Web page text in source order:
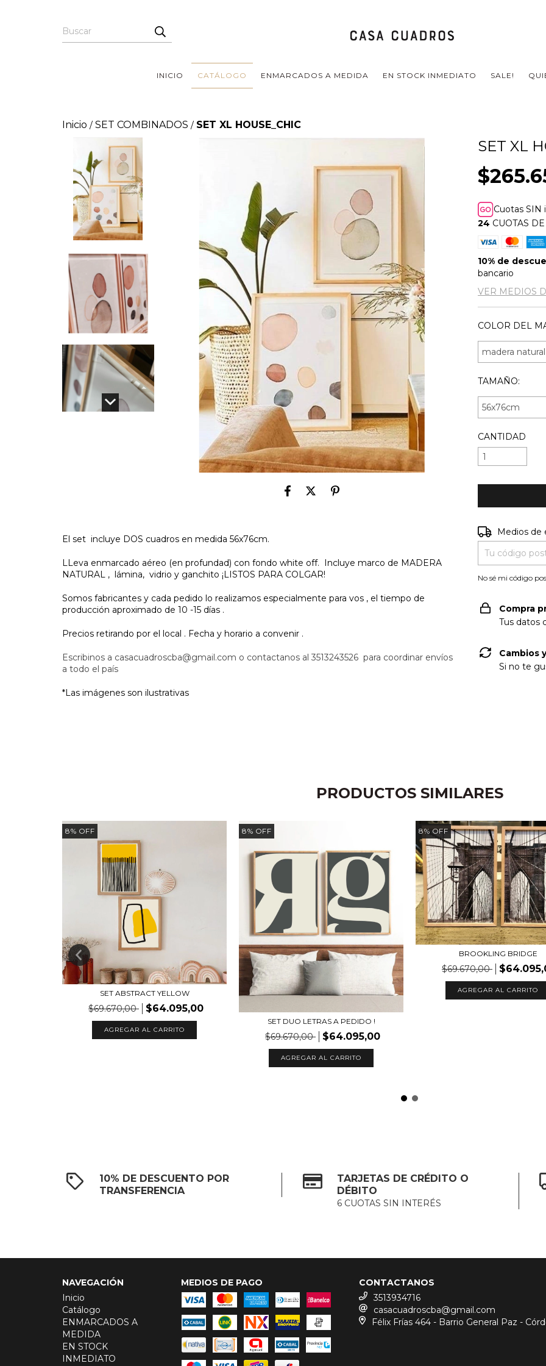
INICIO CATÁLOGO ENMARCADOS A MEDIDA EN STOCK INMEDIATO SALE!
Inicio / SET COMBINADOS / SET XL HOUSE_CHIC
El set incluye DOS cuadros en medida 56x76cm.
LLeva enmarcado aéreo (en profundad) con fondo white off. Incluye marco de MADERA
NATURAL , lámina, vidrio y ganchito ¡LISTOS PARA COLGAR!
Somos fabricantes y cada pedido lo realizamos especialmente para vos , el tiempo de
producción aproximado de 10 -15 días .
Precios retirando por el local . Fecha y horario a convenir .
Escribinos a casacuadroscba@gmail.com o contactanos al 3513243526 para coordinar envíos
a todo el país
*Las imágenes son ilustrativas
SET XL
Cuotas SIN
24 CUOTAS DE
10% de
bancario
VER MEDIOS
COLOR DEL
TAMAÑO:
CANTIDAD
Entregas para
Medios de
No sé mi código
Compra
Tus datos
Cambios
Si no te
PRODUCTOS SIMILARES
8% OFF
SET ABSTRACT YELLOW
$69.670,00 $64.095,00
AGREGAR AL CARRITO
8% OFF
SET DUO LETRAS A PEDIDO !
$69.670,00 $64.095,00
AGREGAR AL CARRITO
8% OFF
BROOKLING BRIDGE
$69.670,00
AGREGAR AL CARRITO
10% DE DESCUENTO POR
TRANSFERENCIA
TARJETAS DE CRÉDITO O
DÉBITO
6 CUOTAS SIN INTERÉS
NAVEGACIÓN
Inicio
Catálogo
ENMARCADOS A
MEDIDA
EN STOCK
INMEDIATO
MEDIOS DE PAGO
CONTACTANOS
3513934716
casacuadroscba@gmail.com
Félix Frías 464 - Barrio General Paz -